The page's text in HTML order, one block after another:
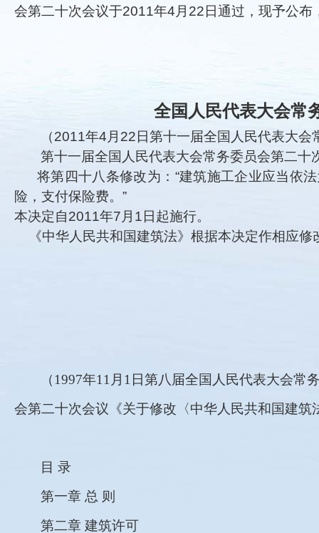
会第二十次会议于2011年4月22日
全国人民代表大会常
（2011年4月22日第十一届全国人民代表大
第十一届全国人民代表大会常务委员会第二
将第四十八条修改为：“建筑施工企业应当依法
险，支付保险费。”
本决定自2011年7月1日起施行。
《中华人民共和国建筑法》根据本决定作相应修
（1997年11月1日第八届全国人民代表大会
会第二十次会议《关于修改〈中华人民共和国建筑
目 录
第一章 总 则
第二章 建筑许可